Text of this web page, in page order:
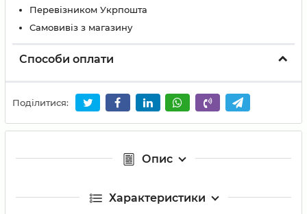
Перевізником Укрпошта
Самовивіз з магазину
Способи оплати
Поділитися:
Опис
Характеристики